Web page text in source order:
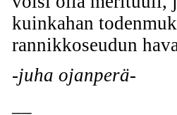
kuinkahan
rannikkoseudun
-juha ojanperä-